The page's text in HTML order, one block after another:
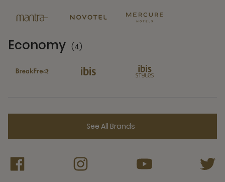
Economy (4)
See All Brands